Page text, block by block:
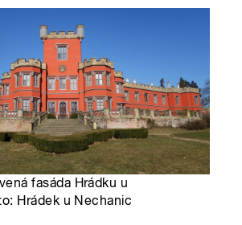
fasáda Hrádku u
Hrádek u Nechanic